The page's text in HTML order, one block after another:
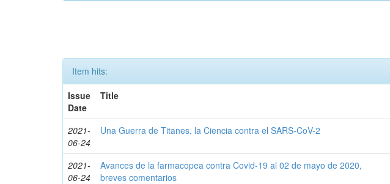
Item hits:
Issue
Date
Title
2021-
06-24
Una Guerra de Titanes, la Ciencia contra el SARS-CoV-2
2021-
06-24
Avances de la farmacopea contra Covid-19 al 02 de mayo de 2020,
breves comentarios